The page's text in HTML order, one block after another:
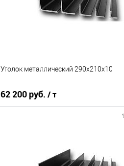
В избранное
Под заказ
Уголок металлический 290х210х10
62 200 руб. / т
Купить в 1 клик
Сравнение